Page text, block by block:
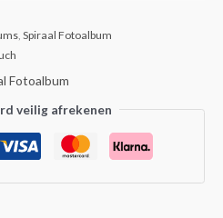
Spiraal Fotoalbum
Fotoalbum
veilig afrekenen